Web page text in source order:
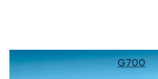
G700